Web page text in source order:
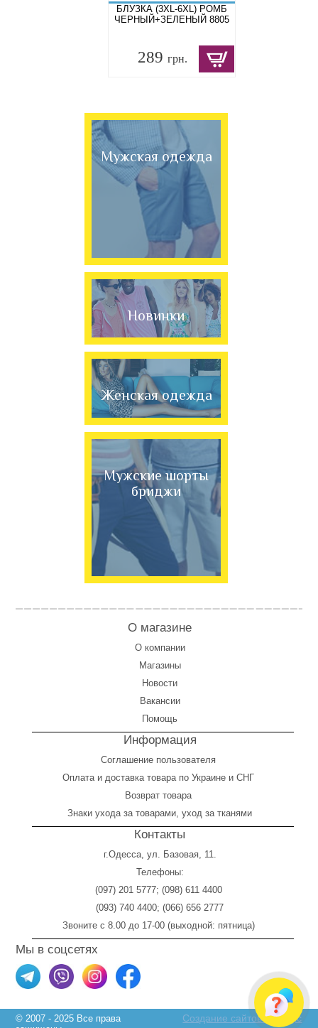
БЛУЗКА (3XL-6XL) РОМБ
ЧЕРНЫЙ+ЗЕЛЕНЫЙ 8805
289 грн.
Мужская одежда
Новинки
Женская одежда
Мужские шорты
бриджи
О магазине
О компании
Магазины
Новости
Вакансии
Помощь
Информация
Соглашение пользователя
Оплатаи доставка товара по Украине и СНГ
Возврат товара
Знаки ухода за товарами, уход за тканями
Контакты
г.Одесса, ул. Базовая, 11.
Телефоны:
(097) 201 5777; (098) 611 4400
(093) 740 4400; (066) 656 2777
Звоните с 8.00 до 17-00 (выходной: пятница)
Мы в соцсетях
© 2007 - 2025 Все права
Создание сайтов Skylogic